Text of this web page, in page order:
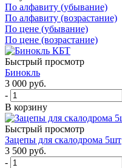
По алфавиту (убывание)
По алфавиту (возрастание)
По цене (убывание)
По цене (возрастание)
Быстрый просмотр
Бинокль
3 000 руб.
-
В корзину
Быстрый просмотр
Зацепы для скалодрома 5шт
3 500 руб.
-